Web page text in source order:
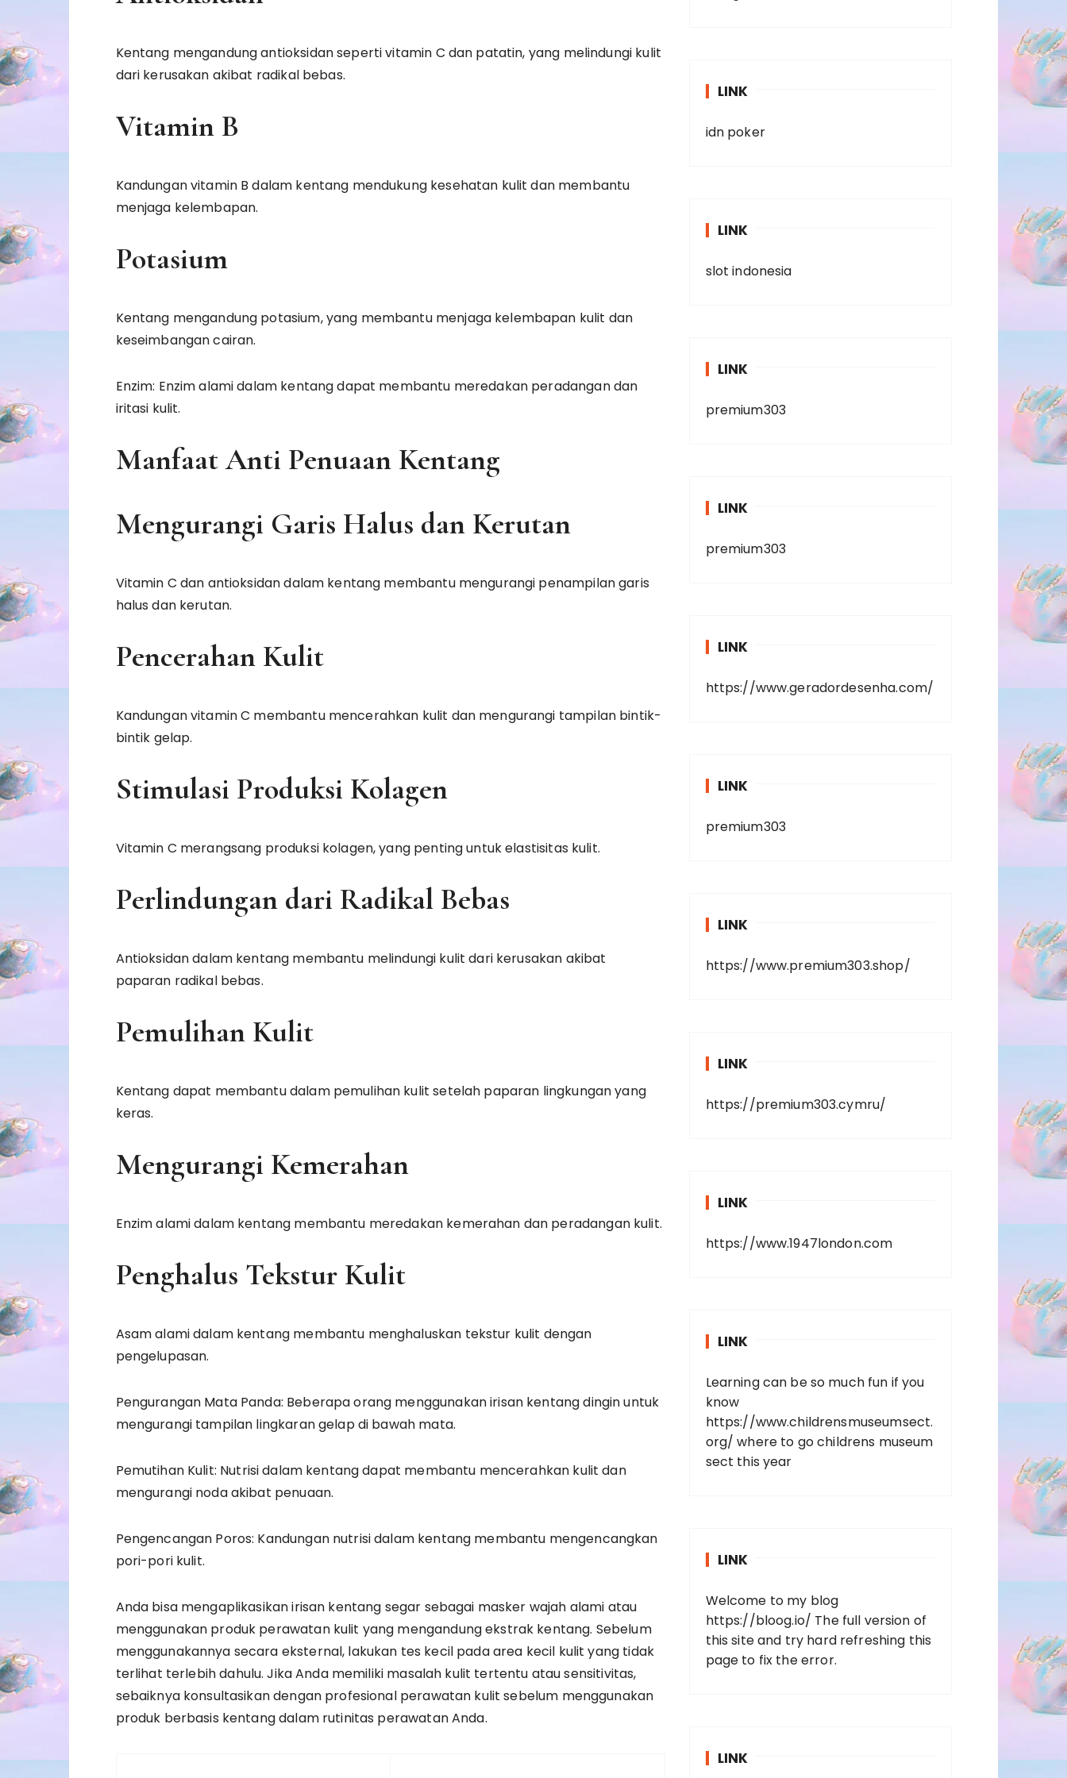
Kentang mengandung antioksidan seperti vitamin C dan patatin, yang melindungi kulit
dari kerusakan akibat radikal bebas.
Vitamin B
Kandungan vitamin B dalam kentang mendukung kesehatan kulit dan membantu
menjaga kelembapan.
Potasium
Kentang mengandung potasium, yang membantu menjaga kelembapan kulit dan
keseimbangan cairan.
Enzim: Enzim alami dalam kentang dapat membantu meredakan peradangan dan
iritasi kulit.
Manfaat Anti Penuaan Kentang
Mengurangi Garis Halus dan Kerutan
Vitamin C dan antioksidan dalam kentang membantu mengurangi penampilan garis
halus dan kerutan.
Pencerahan Kulit
Kandungan vitamin C membantu mencerahkan kulit dan mengurangi tampilan bintik-
bintik gelap.
Stimulasi Produksi Kolagen
Vitamin C merangsang produksi kolagen, yang penting untuk elastisitas kulit.
Perlindungan dari Radikal Bebas
Antioksidan dalam kentang membantu melindungi kulit dari kerusakan akibat
paparan radikal bebas.
Pemulihan Kulit
Kentang dapat membantu dalam pemulihan kulit setelah paparan lingkungan yang
keras.
Mengurangi Kemerahan
Enzim alami dalam kentang membantu meredakan kemerahan dan peradangan kulit.
Penghalus Tekstur Kulit
Asam alami dalam kentang membantu menghaluskan tekstur kulit dengan
pengelupasan.
Pengurangan Mata Panda: Beberapa orang menggunakan irisan kentang dingin untuk
mengurangi tampilan lingkaran gelap di bawah mata.
Pemutihan Kulit: Nutrisi dalam kentang dapat membantu mencerahkan kulit dan
mengurangi noda akibat penuaan.
Pengencangan Poros: Kandungan nutrisi dalam kentang membantu mengencangkan
pori-pori kulit.
Anda bisa mengaplikasikan irisan kentang segar sebagai masker wajah alami atau
menggunakan produk perawatan kulit yang mengandung ekstrak kentang. Sebelum
menggunakannya secara eksternal, lakukan tes kecil pada area kecil kulit yang tidak
terlihat terlebih dahulu. Jika Anda memiliki masalah kulit tertentu atau sensitivitas,
sebaiknya konsultasikan dengan profesional perawatan kulit sebelum menggunakan
produk berbasis kentang dalam rutinitas perawatan Anda.
LINK
idn poker
LINK
slot indonesia
LINK
premium303
LINK
premium303
LINK
https://www.geradordesenha.com/
LINK
premium303
LINK
https://www.premium303.shop/
LINK
https://premium303.cymru/
LINK
https://www.1947london.com
LINK
Learning can be so much fun if you
know
https://www.childrensmuseumsect.
org/ where to go childrens museum
sect this year
LINK
Welcome to my blog
https://bloog.io/ The full version of
this site and try hard refreshing this
page to fix the error.
LINK